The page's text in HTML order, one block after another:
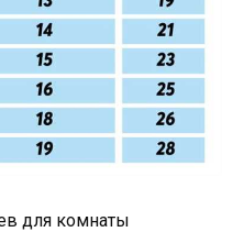
для комнаты